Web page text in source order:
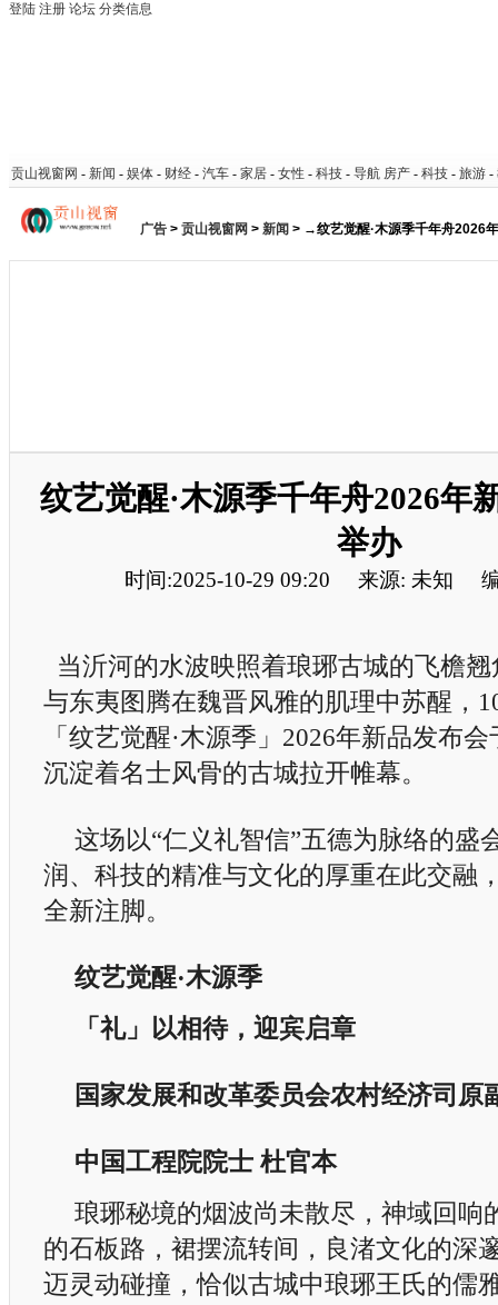
登陆 注册 论坛 分类信息
贡山视窗网 - 新闻 - 娱体 - 财经 - 汽车 - 家居 - 女性 - 科技 - 导航 房产 - 科技 - 旅游 -
广告 > 贡山视窗网 > 新闻 > →纹艺觉醒·木源季千年舟2026
纹艺觉醒·木源季千年舟2026年
举办
时间:2025-10-29 09:20 来源: 未知
当沂河的水波映照着琅琊古城的飞檐
与东夷图腾在魏晋风雅的肌理中苏醒，
「纹艺觉醒·木源季」2026年新品发布
沉淀着名士风骨的古城拉开帷幕。
这场以“仁义礼智信”五德为脉络的盛
润、科技的精准与文化的厚重在此交融
全新注脚。
纹艺觉醒·木源季
「礼」以相待，迎宾启章
国家发展和改革委员会农村经济司原
中国工程院院士 杜官本
琅琊秘境的烟波尚未散尽，神域回响
的石板路，裙摆流转间，良渚文化的深
迈灵动碰撞，恰似古城中琅琊王氏的儒